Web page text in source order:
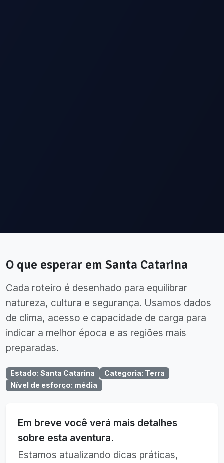
O que esperar em Santa Catarina
Cada roteiro é desenhado para equilibrar
natureza, cultura e segurança. Usamos dados
de clima, acesso e capacidade de carga para
indicar a melhor época e as regiões mais
preparadas.
Estado:Santa Catarina Categoria: Terra
Nível de esforço: média
Em breve você verá mais detalhes
sobre esta aventura.
Estamos atualizando dicas práticas,